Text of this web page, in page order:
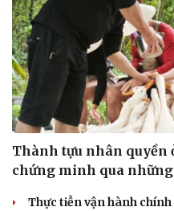
Thành tựu nhân quyền
chứng minh qua những
Thực tiễn vận hành